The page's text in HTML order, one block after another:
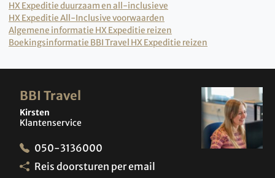
HX Expeditie duurzaam en all-inclusieve
HX Expeditie All-Inclusive voorwaarden
Algemene informatie HX Expeditie reizen
Boekingsinformatie BBI Travel HX Expeditie reizen
BBI Travel
Kirsten
Klantenservice
050-3136000
Reis doorsturen per email